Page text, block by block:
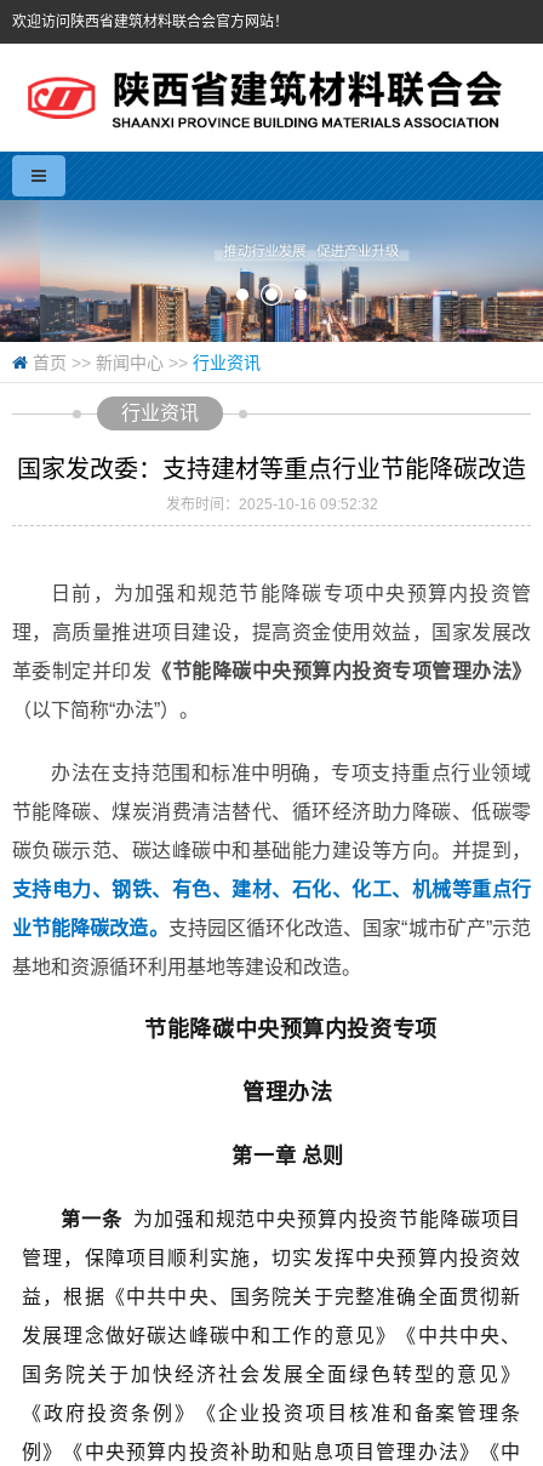
欢迎访问陕西省建筑材料联合会官方网站！
首页 >> 新闻中心 >> 行业资讯
行业资讯
国家发改委：支持建材等重点行业节能降碳改造
发布时间：2025-10-16 09:52:32
日前，为加强和规范节能降碳专项中央预算内投资管
理，高质量推进项目建设，提高资金使用效益，国家发展改
革委制定并印发 《节能降碳中央预算内投资专项管理办法》
（以下简称“办法”）。
办法在支持范围和标准中明确，专项支持重点行业领域
节能降碳、煤炭消费清洁替代、循环经济助力降碳、低碳零
碳负碳示范、碳达峰碳中和基础能力建设等方向。并提到，
支持电力、钢铁、有色、建材、石化、化工、机械等重点行
业节能降碳改造。 支持园区循环化改造、国家“城市矿产”示范
基地和资源循环利用基地等建设和改造。
节能降碳中央预算内投资专项
管理办法
第一章 总则
第一条为加强和规范中央预算内投资节能降碳项目
管理，保障项目顺利实施，切实发挥中央预算内投资效
益，根据《中共中央、国务院关于完整准确全面贯彻新
发展理念做好碳达峰碳中和工作的意见》《中共中央、
国务院关于加快经济社会发展全面绿色转型的意见》
《政府投资条例》《企业投资项目核准和备案管理条
例》《中央预算内投资补助和贴息项目管理办法》《中